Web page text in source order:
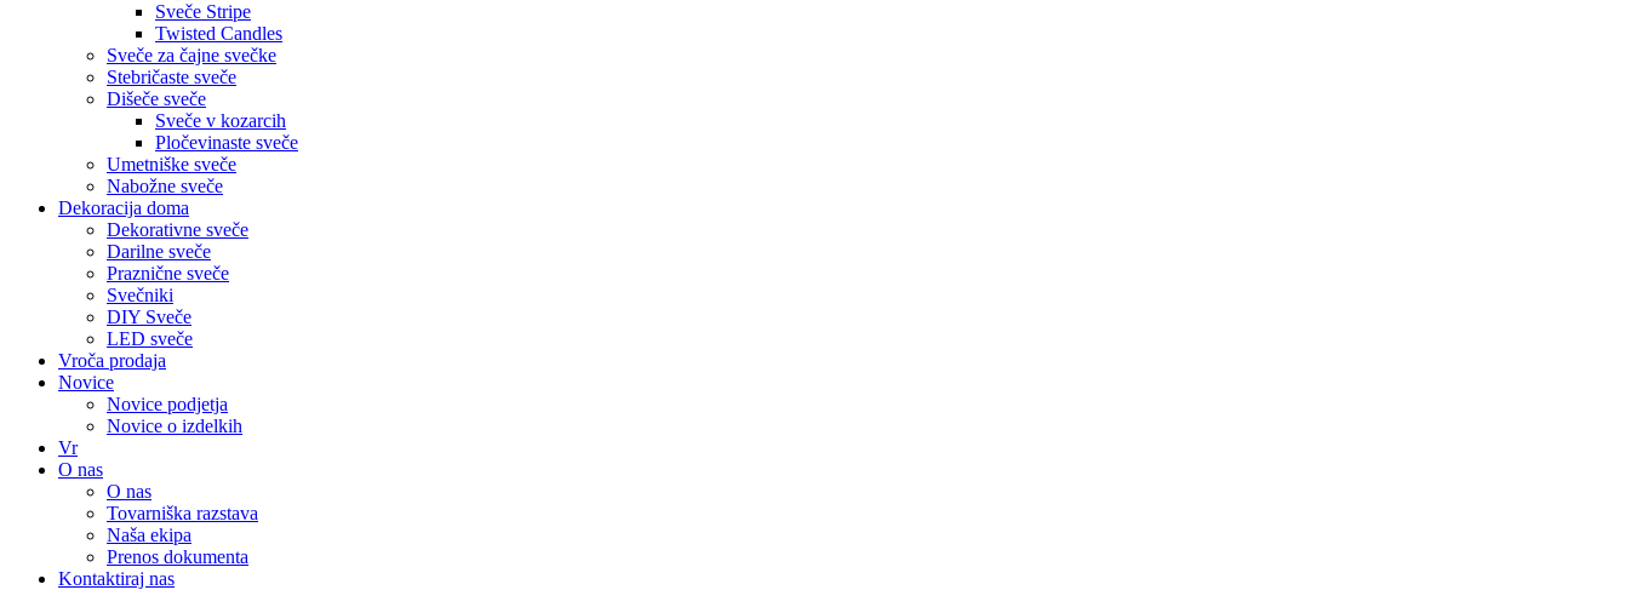
Sveče Stripe
Twisted Candles
Sveče za čajne svečke
Stebričaste sveče
Dišeče sveče
Sveče v kozarcih
Pločevinaste sveče
Umetniške sveče
Nabožne sveče
Dekoracija doma
Dekorativne sveče
Darilne sveče
Praznične sveče
Svečniki
DIY Sveče
LED sveče
Vroča prodaja
Novice
Novice podjetja
Novice o izdelkih
Vr
O nas
O nas
Tovarniška razstava
Naša ekipa
Prenos dokumenta
Kontaktiraj nas